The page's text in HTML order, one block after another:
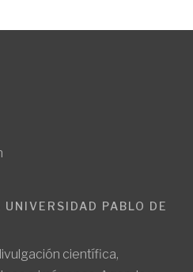
PABLO DE
científica,